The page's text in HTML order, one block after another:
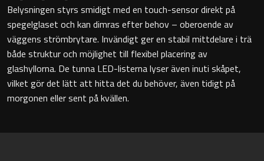
Toalettborstset
Belysning
Handtag & knoppar
Belysningen styrs smidigt med en touch-sensor direkt på
spegelglaset och kan dimras efter behov – oberoende av
väggens strömbrytare. Invändigt ger en stabil mittdelare i trä
både struktur och möjlighet till flexibel placering av
glashyllorna. De tunna LED-listerna lyser även inuti skåpet,
vilket gör det lätt att hitta det du behöver, även tidigt på
morgonen eller sent på kvällen.